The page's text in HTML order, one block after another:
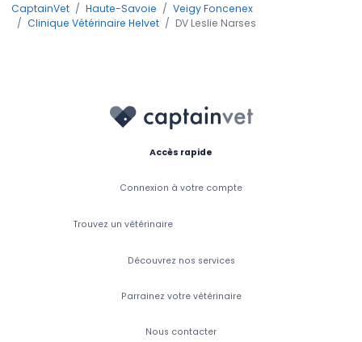
CaptainVet Haute-Savoie
Veigy Foncenex
Clinique Vétérinaire Helvet
DV Leslie Narses
Accès rapide
Connexion à votre compte
Trouvez un vétérinaire
Découvrez nos services
Parrainez votre vétérinaire
Nous contacter